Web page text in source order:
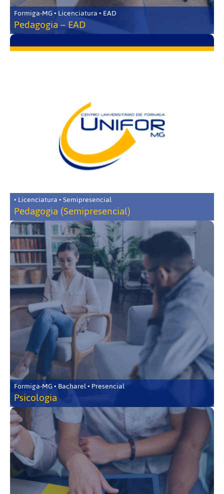
Formiga-MG • Licenciatura • EAD
Pedagogia – EAD
• Licenciatura • Semipresencial
Pedagogia (Semipresencial)
Formiga-MG • Bacharel • Presencial
Psicologia